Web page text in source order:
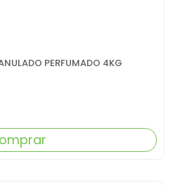
PERFUMADO 4KG